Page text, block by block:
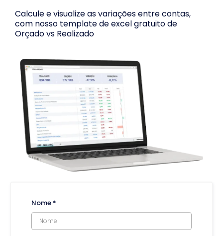
Calcule e visualize as variações entre contas,
com nosso template de excel gratuito de
Orçado vs Realizado
Nome *